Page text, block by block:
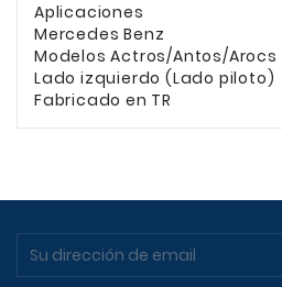
Aplicaciones
Mercedes Benz
Modelos Actros/Antos/Arocs
Lado izquierdo (Lado piloto)
Fabricado en TR